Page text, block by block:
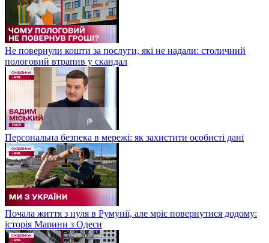
Не повернули кошти за послуги, які не надали: столичний
пологовий втрапив у скандал
Персональна безпека в мережі: як захистити особисті дані
Почала життя з нуля в Румунії, але мріє повернутися додому:
історія Марини з Одеси